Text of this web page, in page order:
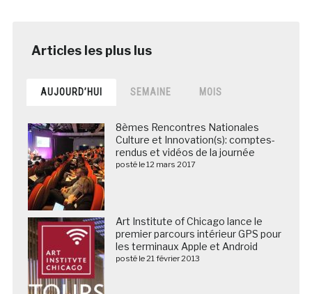
AUJOURD’HUI SEMAINE MOIS
8èmes Rencontres Nationales
Culture et Innovation(s): comptes-
rendus et vidéos de la journée
posté le 12 mars 2017
Art Institute of Chicago lance le
premier parcours intérieur GPS pour
les terminaux Apple et Android
posté le 21 février 2013